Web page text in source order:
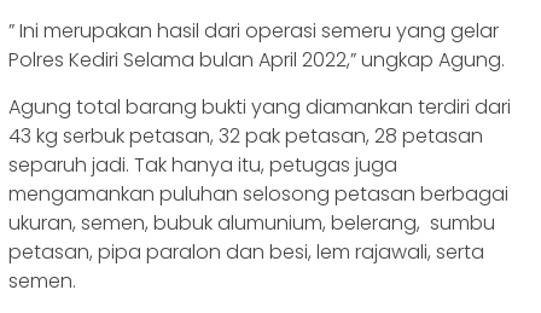
” Ini merupakan hasil dari operasi semeru yang gelar
Polres Kediri Selama bulan April 2022,” ungkap Agung.
Agung total barang bukti yang diamankan terdiri dari
43 kg serbuk petasan, 32 pak petasan, 28 petasan
separuh jadi. Tak hanya itu, petugas juga
mengamankan puluhan selosong petasan berbagai
ukuran, semen, bubuk alumunium, belerang, sumbu
petasan, pipa paralon dan besi, lem rajawali, serta
semen.